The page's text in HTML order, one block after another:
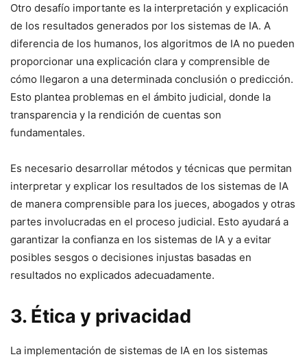
Otro desafío importante es la interpretación y explicación
de los resultados generados por los sistemas de IA. A
diferencia de los humanos, los algoritmos de IA no pueden
proporcionar una explicación clara y comprensible de
cómo llegaron a una determinada conclusión o predicción.
Esto plantea problemas en el ámbito judicial, donde la
transparencia y la rendición de cuentas son
fundamentales.
Es necesario desarrollar métodos y técnicas que permitan
interpretar y explicar los resultados de los sistemas de IA
de manera comprensible para los jueces, abogados y otras
partes involucradas en el proceso judicial. Esto ayudará a
garantizar la confianza en los sistemas de IA y a evitar
posibles sesgos o decisiones injustas basadas en
resultados no explicados adecuadamente.
3. Ética y privacidad
La implementación de sistemas de IA en los sistemas